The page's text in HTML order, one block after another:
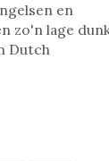
en
zo'n lage
Dutch